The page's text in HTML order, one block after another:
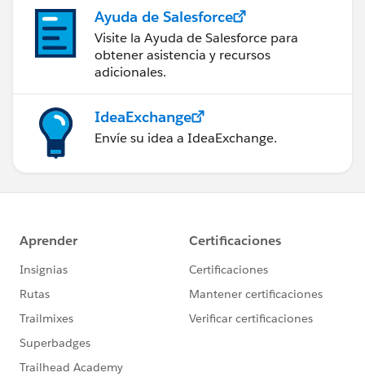
Ayuda de Salesforce
Visite la Ayuda de Salesforce para
obtener asistencia y recursos
adicionales.
IdeaExchange
Envíe su idea a IdeaExchange.